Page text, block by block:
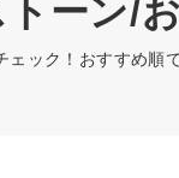
ーン/
ック！おすすめ